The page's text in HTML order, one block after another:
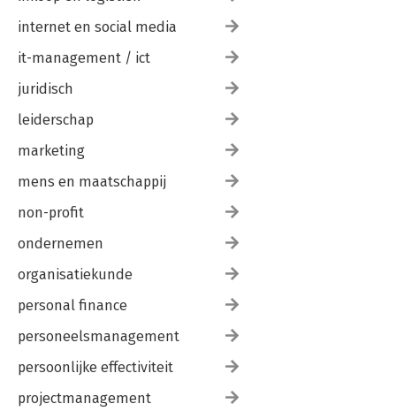
internet en social media
it-management / ict
juridisch
leiderschap
marketing
mens en maatschappij
non-profit
ondernemen
organisatiekunde
personal finance
personeelsmanagement
persoonlijke effectiviteit
projectmanagement